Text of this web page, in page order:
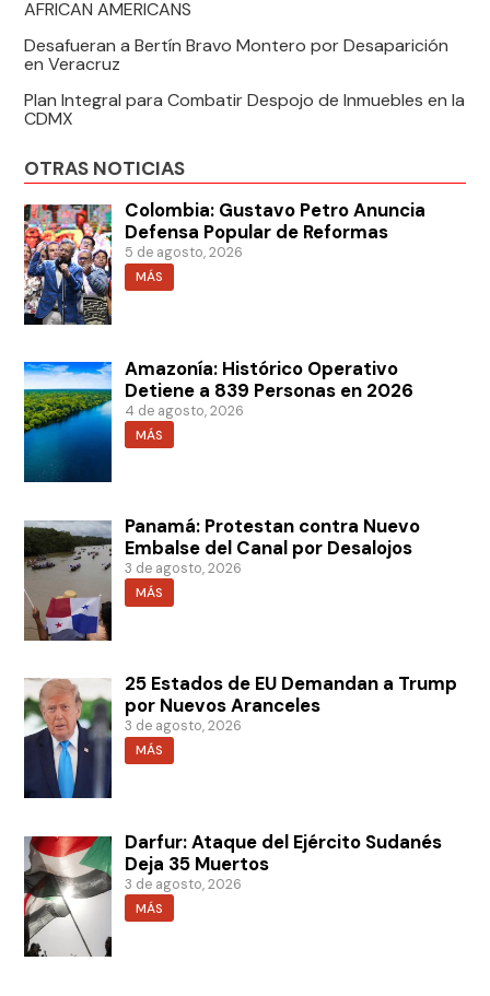
AFRICAN AMERICANS
Desafueran a Bertín Bravo Montero por Desaparición
en Veracruz
Plan Integral para Combatir Despojo de Inmuebles en la
CDMX
OTRAS NOTICIAS
Colombia: Gustavo Petro Anuncia
Defensa Popular de Reformas
5 de agosto, 2026
MÁS
Amazonía: Histórico Operativo
Detiene a 839 Personas en 2026
4 de agosto, 2026
MÁS
Panamá: Protestan contra Nuevo
Embalse del Canal por Desalojos
3 de agosto, 2026
MÁS
25 Estados de EU Demandan a Trump
por Nuevos Aranceles
3 de agosto, 2026
MÁS
Darfur: Ataque del Ejército Sudanés
Deja 35 Muertos
3 de agosto, 2026
MÁS